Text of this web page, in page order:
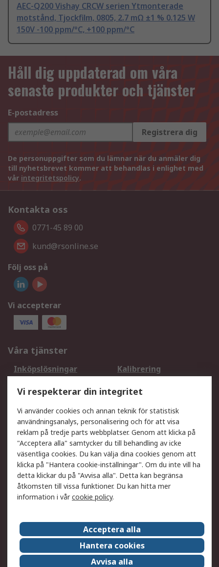
AEC-Q200 Vishay CRCW serien Ytmonterade
motstånd, Tjockfilm, 0805, 2.7 mΩ ±1 % 0.125 W
150V -100 ppm/°C, +100 ppm/°C
Håll dig uppdaterad om våra
senaste produkter och tjänster
E-postadress
Registrera dig
De personuppgifter som du lämnar när du anmäler dig
till nyhetsbrevet kommer att behandlas i enlighet med
vår integritetspolicy.
Kontakta oss
0771-45 89 00
kund@rsonline.se
Följ oss på
Vi accepterar
Våra tjänster
Inköpslösningar
Kalibrering
DesignSpark
Teknisk Support
Ditt lokala säljteam
Exportlösningar
Support
Få hjälp
Retur av varor
Leverans
Spåra din order
Begär en fakturakopi
Fördelar med RS-konto
Betalningsalternativ
Om RS
Försäljningsvillkor
Det juridiska
Press Centre
Jobba hos RS
ESG
Vi respekterar din integritet
Vi använder cookies och annan teknik för statistisk
användningsanalys, personalisering och för att visa
reklam på tredje parts webbplatser. Genom att klicka på
"Acceptera alla" samtycker du till behandling av icke
väsentliga cookies. Du kan välja dina cookies genom att
klicka på "Hantera cookie-inställningar". Om du inte vill ha
detta klickar du på "Avvisa alla". Detta kan begränsa
åtkomsten till vissa funktioner. Du kan hitta mer
information i vårcookie policy.
Acceptera alla
Hantera cookies
Avvisa alla